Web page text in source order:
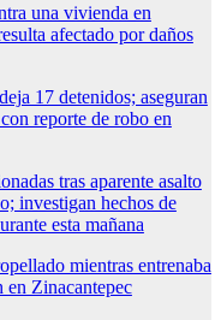
una vivienda en
afectado por daños
17 detenidos; aseguran
reporte de robo en
tras aparente asalto
investigan hechos de
esta mañana
mientras entrenaba
en Zinacantepec